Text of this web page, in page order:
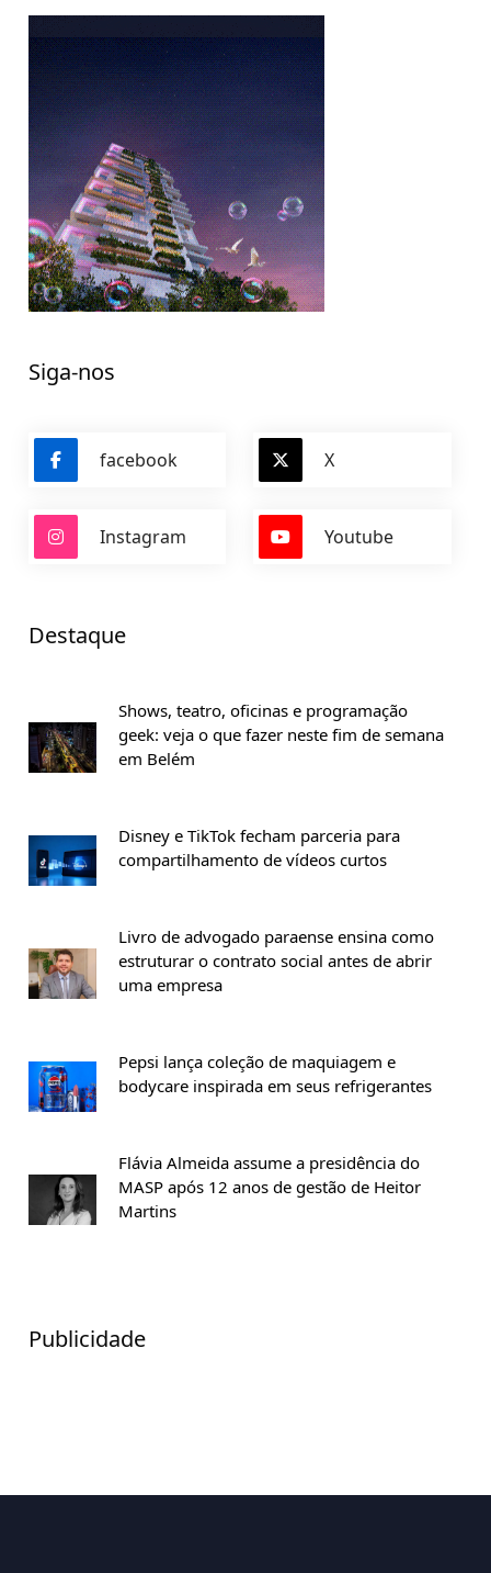
Siga-nos
facebook X
Instagram Youtube
Destaque
Shows, teatro, oficinas e programação
geek: veja o que fazer neste fim de semana
em Belém
Disney e TikTok fecham parceria para
compartilhamento de vídeos curtos
Livro de advogado paraense ensina como
estruturar o contrato social antes de abrir
uma empresa
Pepsi lança coleção de maquiagem e
bodycare inspirada em seus refrigerantes
Flávia Almeida assume a presidência do
MASP após 12 anos de gestão de Heitor
Martins
Publicidade